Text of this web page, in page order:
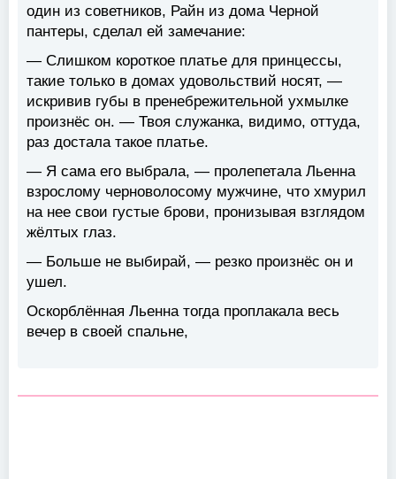
один из советников, Райн из дома Черной
пантеры, сделал ей замечание:
— Слишком короткое платье для принцессы,
такие только в домах удовольствий носят, —
искривив губы в пренебрежительной ухмылке
произнёс он. — Твоя служанка, видимо, оттуда,
раз достала такое платье.
— Я сама его выбрала, — пролепетала Льенна
взрослому черноволосому мужчине, что хмурил
на нее свои густые брови, пронизывая взглядом
жёлтых глаз.
— Больше не выбирай, — резко произнёс он и
ушел.
Оскорблённая Льенна тогда проплакала весь
вечер в своей спальне,